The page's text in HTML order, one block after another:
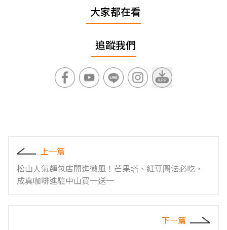
大家都在看
追蹤我們
上一篇
松山人氣麵包店開進微風！芒果塔、紅豆圓法必吃，
成真咖啡進駐中山買一送一
下一篇